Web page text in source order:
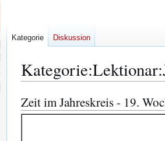
Kategorie:
Zur
Navigation
Zur
Suche
Zeit im Jahreskreis - 19.
Kategorie Diskussion